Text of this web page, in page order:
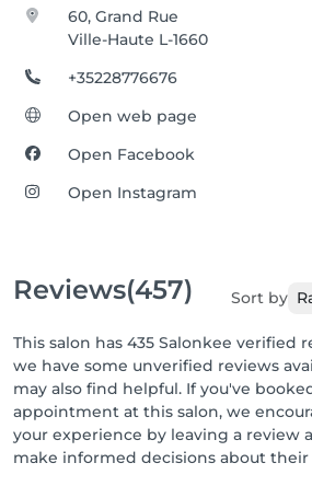
60, Grand Rue
Ville-Haute L-1660
+35228776676
Open web page
Open Facebook
Open Instagram
Reviews(457) Sort by
This salon has 435 Salonkee verified
we have some unverified reviews
may also find helpful. If you've
appointment at this salon, we
your experience by leaving a review
make informed decisions about their